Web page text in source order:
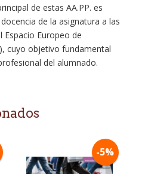
de estas AA.PP. es
de la asignatura a las
Espacio Europeo de
cuyo objetivo fundamental
del alumnado.
-5%